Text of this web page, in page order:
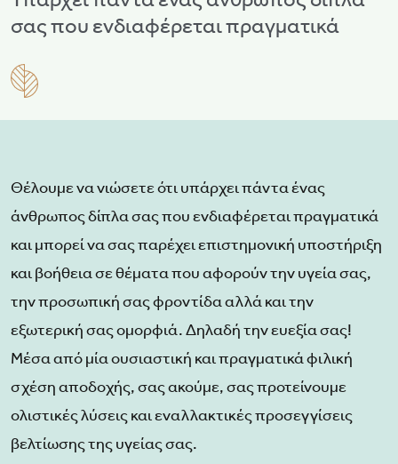
σας που ενδιαφέρεται πραγματικά
Θέλουμε να νιώσετε ότι υπάρχει πάντα ένας
άνθρωπος δίπλα σας που ενδιαφέρεται πραγματικά
και μπορεί να σας παρέχει επιστημονική υποστήριξη
και βοήθεια σε θέματα που αφορούν την υγεία σας,
την προσωπική σας φροντίδα αλλά και την
εξωτερική σας ομορφιά. Δηλαδή την ευεξία σας!
Μέσα από μία ουσιαστική και πραγματικά φιλική
σχέση αποδοχής, σας ακούμε, σας προτείνουμε
ολιστικές λύσεις και εναλλακτικές προσεγγίσεις
βελτίωσης της υγείας σας.